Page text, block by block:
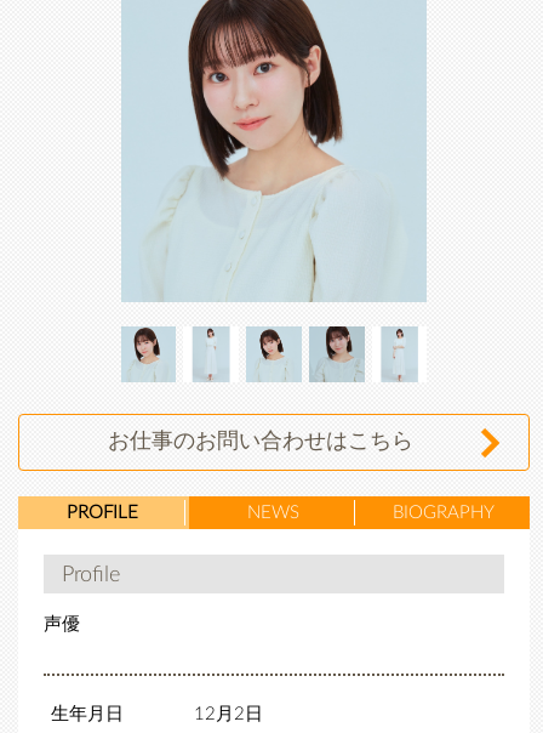
凜果
凜果
凜果
凜果
凜果
お仕事のお問い合わせはこちら
PROFILE NEWS BIOGRAPHY
Profile
声優
生年月日 12月2日